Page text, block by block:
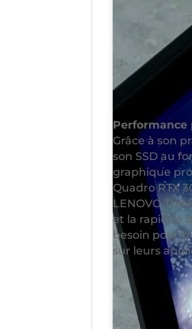
Performance
Grâce à son
son SSD au
graphique
Quadro RTX
LENOVO
et la rapidité
besoin pour
sur leurs